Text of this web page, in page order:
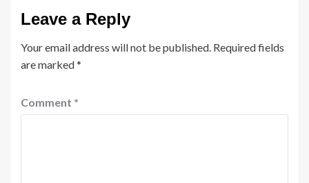
Leave a Reply
Your email address will not be published. Required fields
are marked*
Comment *